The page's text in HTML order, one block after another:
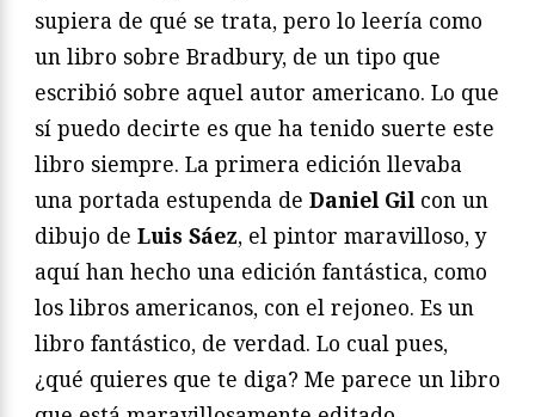
supiera de qué se trata, pero lo leería como
un libro sobre Bradbury, de un tipo que
escribió sobre aquel autor americano. Lo que
sí puedo decirte es que ha tenido suerte este
libro siempre. La primera edición llevaba
una portada estupenda de Daniel Gilcon un
dibujo de Luis Sáez, el pintor maravilloso, y
aquí han hecho una edición fantástica, como
los libros americanos, con el rejoneo. Es un
libro fantástico, de verdad. Lo cual pues,
¿qué quieres que te diga? Me parece un libro